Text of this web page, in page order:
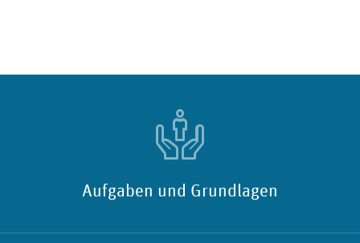
Aufgaben und Grundlagen